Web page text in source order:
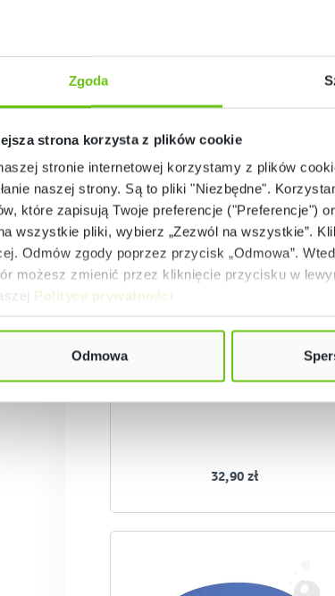
Zgoda
strona korzysta z plików cookie
stronie internetowej korzystamy z plików
naszej strony. Są to pliki "Niezbędne".
które zapisują Twoje preferencje ("Preferencje")
wszystkie pliki, wybierz „Zezwól na wszystkie”.
Odmów zgody poprzez przycisk „Odmowa”.
możesz zmienić przez kliknięcie przycisku w
Polityce prywatności
Odmowa
Dostępny
Kredki do malowania twarzy, 6
32,90 zł